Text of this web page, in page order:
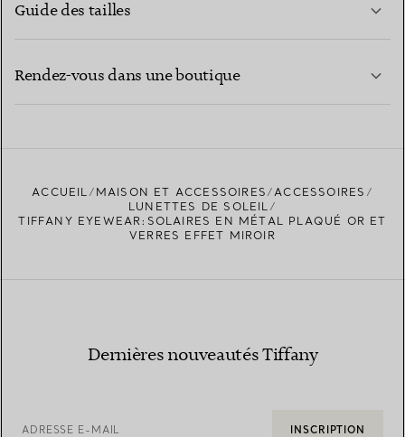
Guide des tailles
Rendez-vous dans une boutique
TROUVEZ LA BOUTIQUE LA PLUS PROCHE
ACCUEIL MAISON ET ACCESSOIRES
ACCESSOIRES
LUNETTES DE SOLEIL
TIFFANY EYEWEAR:SOLAIRES EN MÉTAL PLAQUÉ OR ET
VERRES EFFET MIROIR
Dernières nouveautés Tiffany
ADRESSE E-MAIL INSCRIPTION